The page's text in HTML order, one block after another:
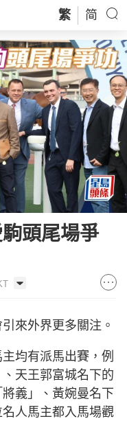
繁 简
頭尾場爭
來外界更多關注。
均有派馬出賽，例
天王郭富城名下的
義」、黃婉曼名下
人馬主都入馬場觀